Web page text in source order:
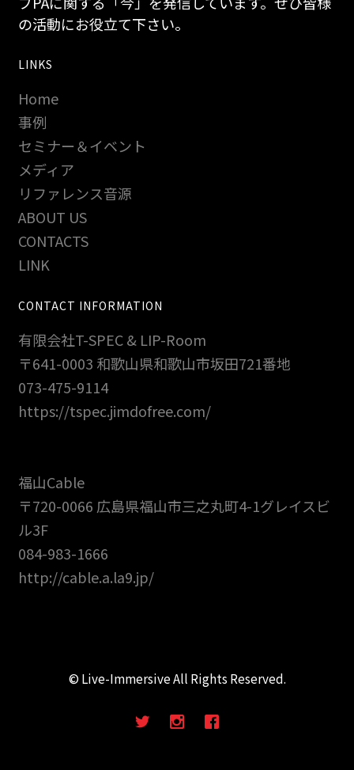
の活動にお役立て下さい。
LINKS
Home
事例
セミナー＆イベント
メディア
リファレンス音源
ABOUT US
CONTACTS
LINK
CONTACT INFORMATION
有限会社T-SPEC & LIP-Room
〒641-0003 和歌山県和歌山市坂田721番地
073-475-9114
https://tspec.jimdofree.com/
福山Cable
〒720-0066 広島県福山市三之丸町4-1グレイスビ
ル3F
084-983-1666
http://cable.a.la9.jp/
© Live-Immersive All Rights Reserved.